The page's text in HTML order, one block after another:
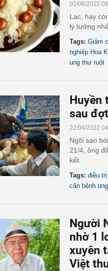
01/06/2022
Lạc, hay
lý tưởng
Tags: Giảm
nghiệp Hoa
ung thư ruột
Huyền
sau
22/04/2022
Ngôi sao
21/4, ông
kết.
Tags: điều
căn bệnh
Người
nhờ 1
xuyên
Việt